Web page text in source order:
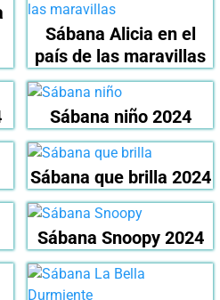
Sábana Alicia en el
país de las maravillas
Sábana niño 2024
Sábana que brilla 2024
Sábana Snoopy 2024